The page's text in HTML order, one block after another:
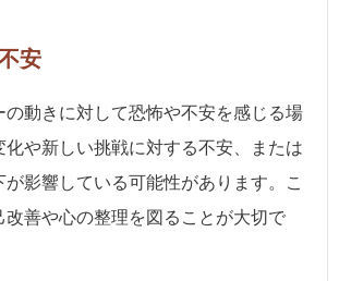
安
の動きに対して恐怖や不安を感じる場
化や新しい挑戦に対する不安、または
が影響している可能性があります。こ
改善や心の整理を図ることが大切で